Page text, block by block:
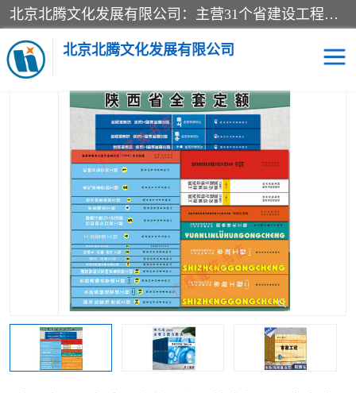
北京北腾文化发展有限公司：主营31个省建设工程预算书,工程预算软件,工程计价依据,工程造价定额,工程量清单计价定额,建设工程量消耗量定额,各行业工程预算定额,铁路定额,电力定额,矿山定额,*,黄金定额,钢铁企业检修定额,中石化安装检修定额,煤矿图书,医院书籍等.诚信的经营，在发展的同时公司不忘不断总结不断优化为客户的服务，和一如既往的热情赢得了新老客户的极高评价及青睐。
北京北腾文化发展有限公司
当前位置：首页>供应商机>陕西建设工程消耗量定额> 陕西省
2001年房屋修缮工程预算定额价目表土建分册
预算定额
电力图书 煤矿图书
标准图书 铁路建设工程预算定额
电力行业工程预算定额 石油化工安装预算定额
新石油化工检修定额 石油化工概算定额数据
石油建设安装工程预算定 长输管道工程检修维修预
算定额
山东省工程预算定额 法律图书